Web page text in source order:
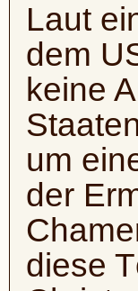
Laut
dem
keine
um
der
diese